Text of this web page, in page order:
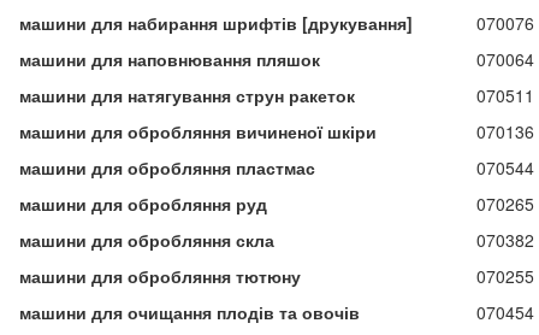
машини для набирання шрифтів [друкування]
070076
машини для наповнювання пляшок
070064
машини для натягування струн ракеток
070511
машини для обробляння вичиненої шкіри
070136
машини для обробляння пластмас
070544
машини для обробляння руд
070265
машини для обробляння скла
070382
машини для обробляння тютюну
070255
машини для очищання плодів та овочів
070454